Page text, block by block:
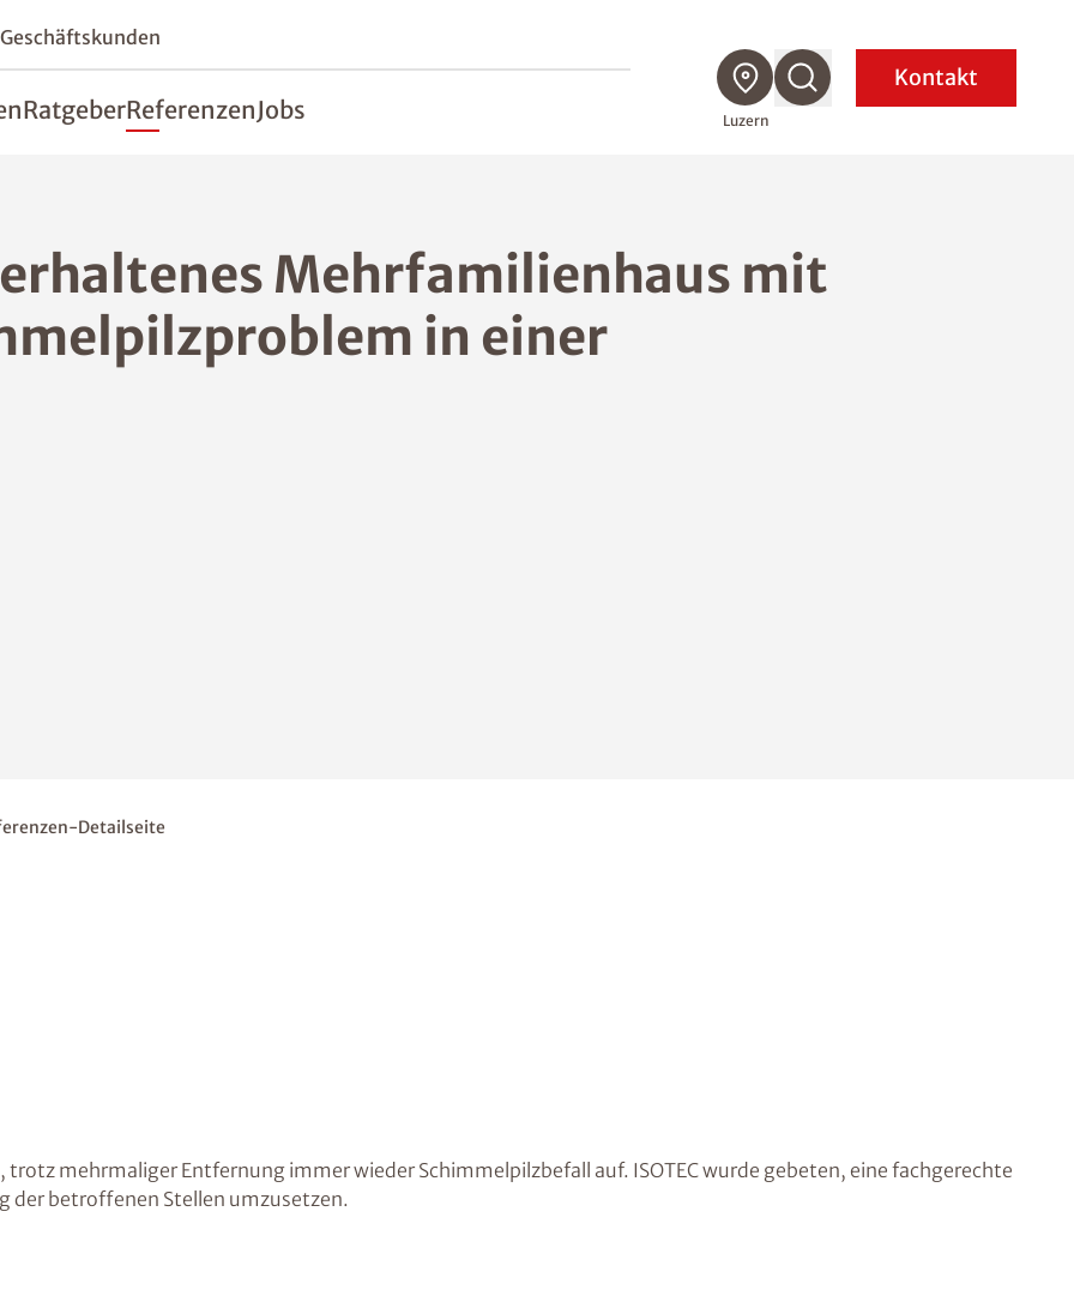
Geschäftskunden
RatgeberReferenzenJobs Luzern
Kontakt
Mehrfamilienhaus mit
in einer
Detailseite
mehrmaliger Entfernung immer wieder Schimmelpilzbefall auf. ISOTEC wurde gebeten, eine fachgerechte
der betroffenen Stellen umzusetzen.